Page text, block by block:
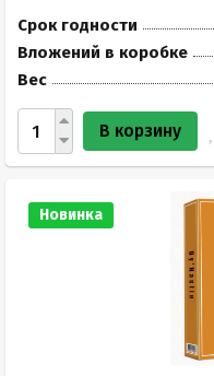
Срок годности
Вложений в коробке
Вес
В корзину
Новинка